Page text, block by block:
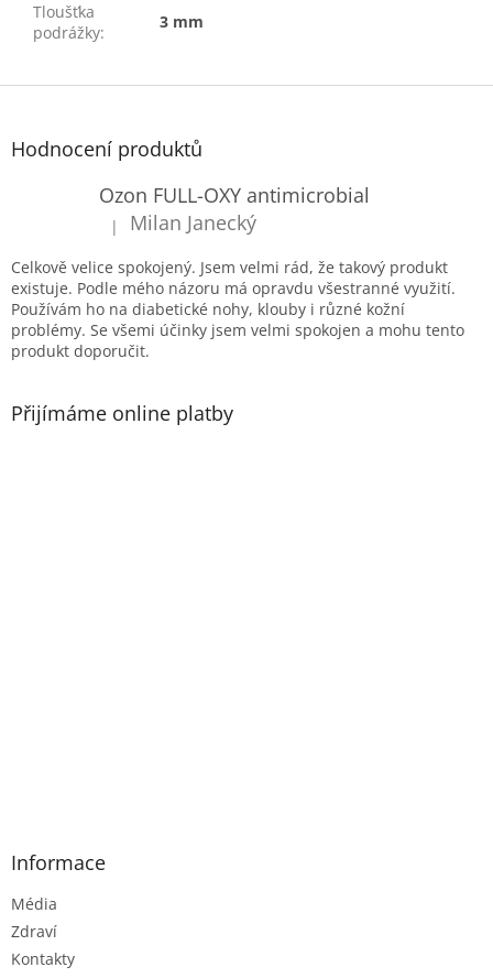
Tloušťka
podrážky:
3 mm
Z
Hodnocení produktů
Ozon FULL-OXY antimicrobial
Hodnocení produktu je 5 z 5 hvězdiček.
| Milan Janecký
Celkově velice spokojený. Jsem velmi rád, že takový produkt
existuje. Podle mého názoru má opravdu všestranné využití.
Používám ho na diabetické nohy, klouby i různé kožní
problémy. Se všemi účinky jsem velmi spokojen a mohu tento
produkt doporučit.
Přijímáme online platby
Informace
Média
Zdraví
Kontakty